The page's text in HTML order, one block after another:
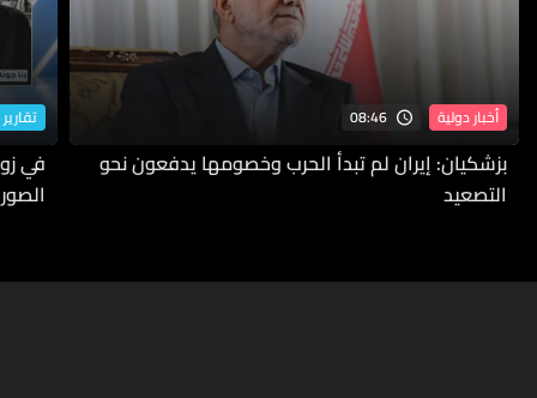
أخبار دولية 08:46
بزشكيان: إيران لم تبدأ الحرب وخصومها يدفعون نحو
التصعيد
في